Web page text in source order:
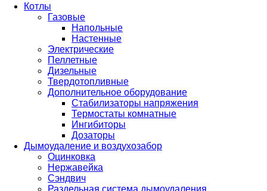
Котлы
Газовые
Напольные
Настенные
Электрические
Пеллетные
Дизельные
Твердотопливные
Дополнительное оборудование
Стабилизаторы напряжения
Термостаты комнатные
Ингибиторы
Дозаторы
Дымоудаление и воздухозабор
Оцинковка
Нержавейка
Сэндвич
Раздельная система дымоудаления